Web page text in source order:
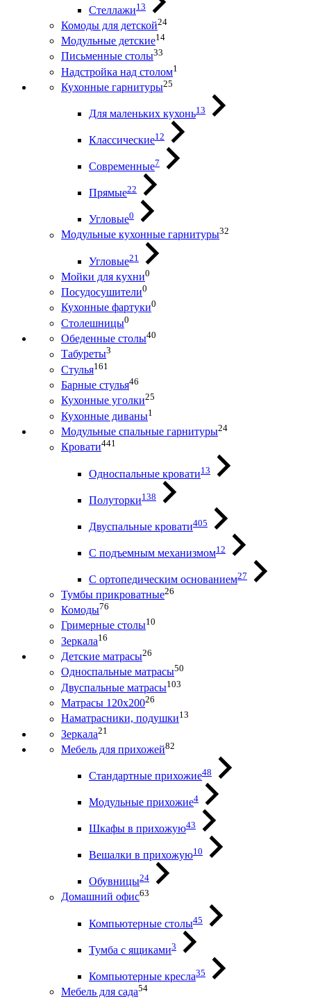
Стеллажи13
Комоды для детской24
Модульные детские14
Письменные столы33
Надстройка над столом1
Кухонные гарнитуры25
Для маленьких кухонь13
Классические12
Современные7
Прямые22
Угловые0
Модульные кухонные гарнитуры32
Угловые21
Мойки для кухни0
Посудосушители0
Кухонные фартуки0
Столешницы0
Обеденные столы40
Табуреты3
Стулья161
Барные стулья46
Кухонные уголки25
Кухонные диваны1
Модульные спальные гарнитуры24
Кровати441
Односпальные кровати13
Полуторки138
Двуспальные кровати405
С подъемным механизмом12
С ортопедическим основанием27
Тумбы прикроватные26
Комоды76
Гримерные столы10
Зеркала16
Детские матрасы26
Односпальные матрасы50
Двуспальные матрасы103
Матрасы 120х20026
Наматрасники, подушки13
Зеркала21
Мебель для прихожей82
Стандартные прихожие48
Модульные прихожие4
Шкафы в прихожую43
Вешалки в прихожую10
Обувницы24
Домашний офис63
Компьютерные столы45
Тумба с ящиками3
Компьютерные кресла35
Мебель для сада54